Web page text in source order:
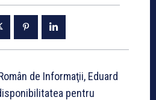
de Informaţii, Eduard
pentru